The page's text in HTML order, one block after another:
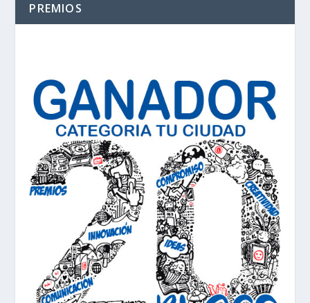
PREMIOS